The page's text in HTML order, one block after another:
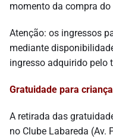
momento da compra
Atenção: os ingressos
mediante
ingresso adquirido pelo
Gratuidade para
A retirada das
no Clube Labareda (Av.